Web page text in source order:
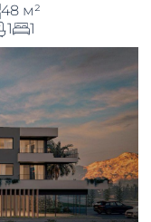
48 м²
1
1